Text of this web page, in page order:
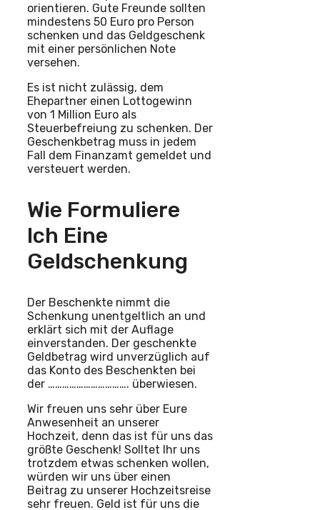
orientieren. Gute Freunde sollten
mindestens 50 Euro pro Person
schenken und das Geldgeschenk
mit einer persönlichen Note
versehen.
Es ist nicht zulässig, dem
Ehepartner einen Lottogewinn
von 1 Million Euro als
Steuerbefreiung zu schenken. Der
Geschenkbetrag muss in jedem
Fall dem Finanzamt gemeldet und
versteuert werden.
Wie Formuliere
Ich Eine
Geldschenkung
Der Beschenkte nimmt die
Schenkung unentgeltlich an und
erklärt sich mit der Auflage
einverstanden. Der geschenkte
Geldbetrag wird unverzüglich auf
das Konto des Beschenkten bei
der ……………………………. überwiesen.
Wir freuen uns sehr über Eure
Anwesenheit an unserer
Hochzeit, denn das ist für uns das
größte Geschenk! Solltet Ihr uns
trotzdem etwas schenken wollen,
würden wir uns über einen
Beitrag zu unserer Hochzeitsreise
sehr freuen. Geld ist für uns die